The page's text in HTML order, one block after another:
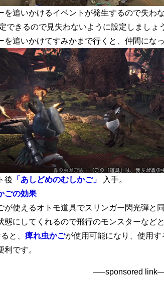
を追いかけるイベントが発生するので失わ
できるので見失わないように設定しましょ
を追いかけてすみかまで行くと、仲間にな
後 「あしどめのむしかご」
入手。
ごの効果
が使えるオトモ道具でスリンガー閃光弾と
態にしてくれるので飛行のモンスターなど
と、 痺れ虫かごが使用可能になり、使用
です。
—–sponsored